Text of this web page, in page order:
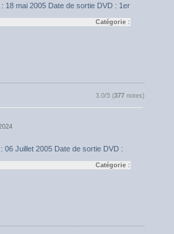
18 mai 2005 Date de sortie DVD : 1er
Catégorie :
3.0/5 (377notes)
06 Juillet 2005 Date de sortie DVD :
Catégorie :